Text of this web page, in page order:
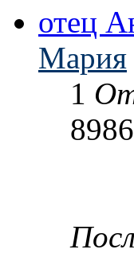
отец
Мария
1
8986